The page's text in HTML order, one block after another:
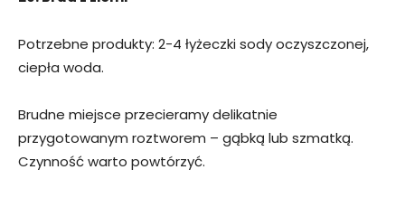
Potrzebne produkty: 2-4 łyżeczki sody oczyszczonej,
ciepła woda.
Brudne miejsce przecieramy delikatnie
przygotowanym roztworem – gąbką lub szmatką.
Czynność warto powtórzyć.